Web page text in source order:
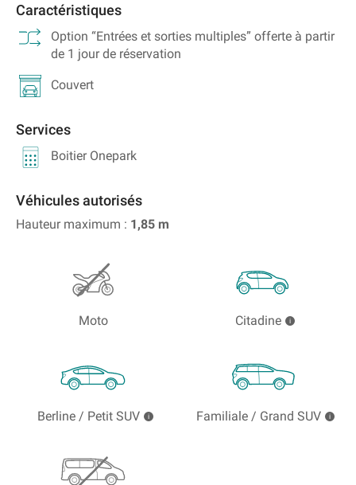
Caractéristiques
Option “Entrées et sorties multiples” offerte à partir
de 1 jour de réservation
Couvert
Services
Boitier Onepark
Véhicules autorisés
Hauteur maximum : 1,85 m
Moto Citadine
Berline / Petit SUV Familiale / Grand SUV